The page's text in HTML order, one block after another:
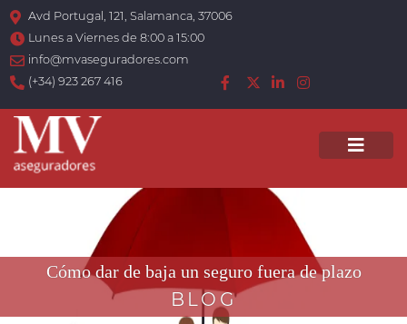
Avd Portugal, 121, Salamanca, 37006
Lunes a Viernes de 8:00 a 15:00
info@mvaseguradores.com
(+34) 923 267 416
Cómo dar de baja un seguro fuera de plazo
BLOG